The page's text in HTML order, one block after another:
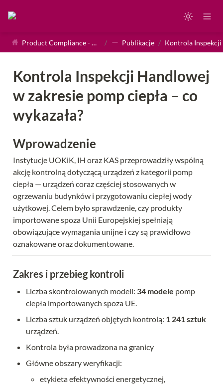
Product Compliance - Homepage / Publikacje /
Kontrola Inspekcji Handlowej
w zakresie pomp ciepła – co
wykazała?
Wprowadzenie
Instytucje UOKiK, IH oraz KAS przeprowadziły wspólną
akcję kontrolną dotyczącą urządzeń z kategorii pomp
ciepła — urządzeń coraz częściej stosowanych w
ogrzewaniu budynków i przygotowaniu ciepłej wody
użytkowej. Celem było sprawdzenie, czy produkty
importowane spoza Unii Europejskiej spełniają
obowiązujące wymagania unijne i czy są prawidłowo
oznakowane oraz dokumentowane.
Zakres i przebieg kontroli
Liczba skontrolowanych modeli: 34 modele pomp
ciepła importowanych spoza UE.
Liczba sztuk urządzeń objętych kontrolą: 1 241 sztuk
urządzeń.
Kontrola była prowadzona na granicy
Główne obszary weryfikacji:
etykieta efektywności energetycznej,